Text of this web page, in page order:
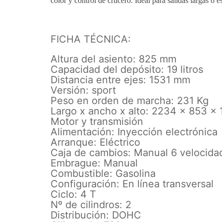
FICHA TÉCNICA:
Altura del asiento: 825 mm
Capacidad del depósito: 19 litros
Distancia entre ejes: 1531 mm
Versión: sport
Peso en orden de marcha: 231 Kg
Largo x ancho x alto: 2234 x 853 x
Motor y transmisión
Alimentación: Inyección electrónica
Arranque: Eléctrico
Caja de cambios: Manual 6
Embrague: Manual
Combustible: Gasolina
Configuración: En línea transversal
Ciclo: 4 T
Nº de cilindros: 2
Distribución: DOHC